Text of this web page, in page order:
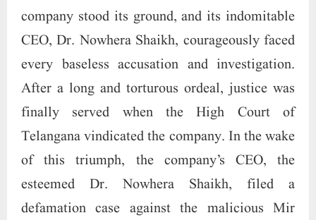
esteemed Dr. Nowhera Shaikh, filed a
defamation case against the malicious Mir
Sadiq and Mir Jafar. Dr. Nowhera Shaikh
emerged victorious in the lower court, proving
the baselessness of the accusations. However,
the unscrupulous Mir Sadiq and Mir Jafar,
unwilling to accept their defeat, filed an appeal
in the High Court of Telangana, arguing that
the case was unnecessary and should be